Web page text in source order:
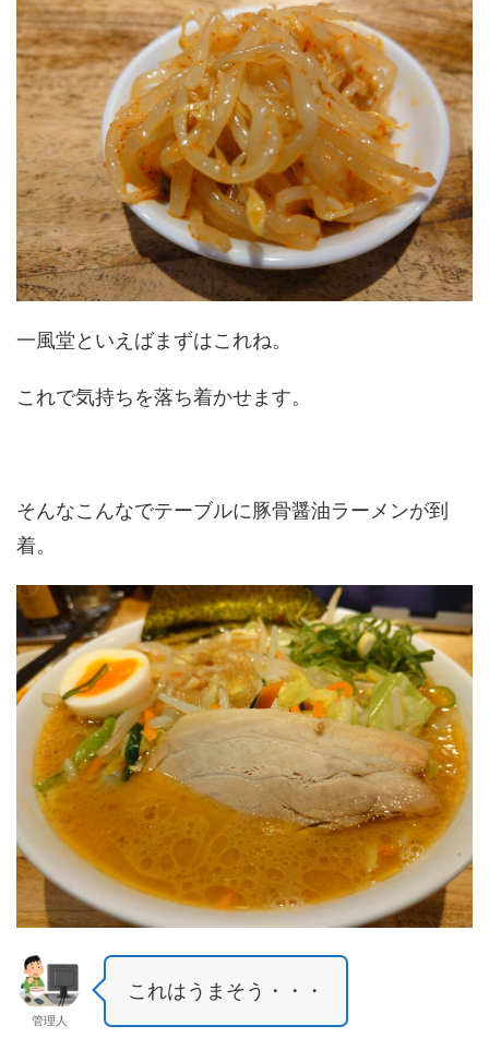
一風堂といえばまずはこれね。
これで気持ちを落ち着かせます。
そんなこんなでテーブルに豚骨醤油ラーメンが到
着。
管理人
これはうまそう・・・